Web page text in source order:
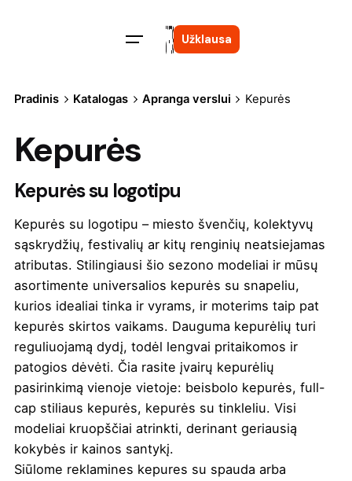
Užklausa
Pradinis Katalogas Apranga verslui Kepurės
Kepurės
Kepurės su logotipu
Kepurės su logotipu – miesto švenčių, kolektyvų
sąskrydžių, festivalių ar kitų renginių neatsiejamas
atributas. Stilingiausi šio sezono modeliai ir mūsų
asortimente universalios kepurės su snapeliu,
kurios idealiai tinka ir vyrams, ir moterims taip pat
kepurės skirtos vaikams. Dauguma kepurėlių turi
reguliuojamą dydį, todėl lengvai pritaikomos ir
patogios dėvėti. Čia rasite įvairų kepurėlių
pasirinkimą vienoje vietoje: beisbolo kepurės, full-
cap stiliaus kepurės, kepurės su tinkleliu. Visi
modeliai kruopščiai atrinkti, derinant geriausią
kokybės ir kainos santykį.
Siūlome reklamines kepures su spauda arba